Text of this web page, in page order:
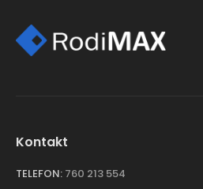
Kontakt
TELEFON: 760 213 554